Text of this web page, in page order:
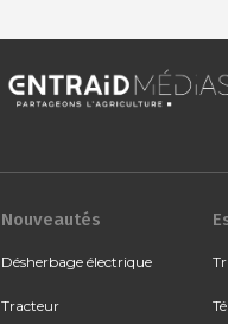
Nouveautés
Désherbage électrique
Tracteur